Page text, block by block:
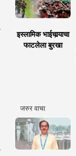
इस्लामिक भाईचार्‍याचा
फाटलेला बुरखा
जरुर वाचा